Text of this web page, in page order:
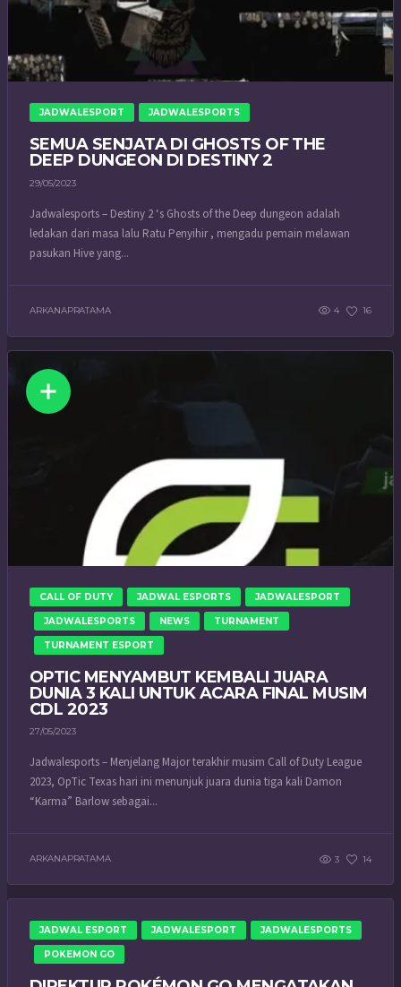
JADWALESPORT JADWALESPORTS
SEMUA SENJATA DI GHOSTS OF THE
DEEP DUNGEON DI DESTINY 2
29/05/2023
Jadwalesports – Destiny 2 ‘s Ghosts of the Deep dungeon adalah
ledakan dari masa lalu Ratu Penyihir , mengadu pemain melawan
pasukan Hive yang...
ARKANAPRATAMA 4 16
CALL OF DUTY JADWAL ESPORTS JADWALESPORT
JADWALESPORTS NEWS TURNAMENT
TURNAMENT ESPORT
OPTIC MENYAMBUT KEMBALI JUARA
DUNIA 3 KALI UNTUK ACARA FINAL MUSIM
CDL 2023
27/05/2023
Jadwalesports – Menjelang Major terakhir musim Call of Duty League
2023, OpTic Texas hari ini menunjuk juara dunia tiga kali Damon
“Karma” Barlow sebagai...
ARKANAPRATAMA 3 14
JADWAL ESPORT JADWALESPORT JADWALESPORTS
POKEMON GO